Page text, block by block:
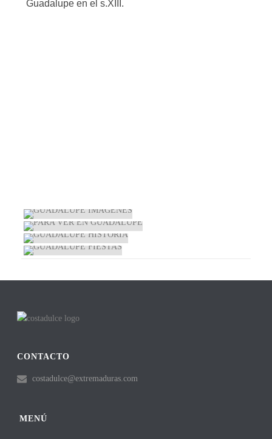
Guadalupe en el s.XIII.
GUADALUPE HISTORIA
GUADALUPE FIESTAS
CONTACTO
costadulce@extremaduras.com
MENÚ